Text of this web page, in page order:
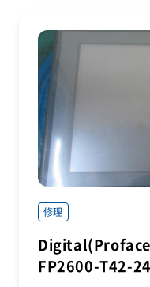
修理
FP2600-T42-